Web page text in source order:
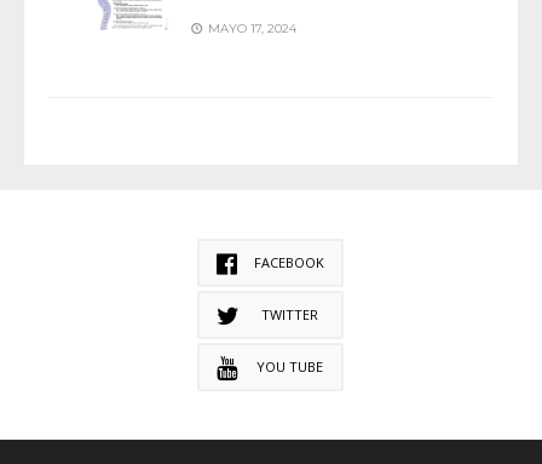
MAYO 17, 2024
FACEBOOK
TWITTER
YOU TUBE